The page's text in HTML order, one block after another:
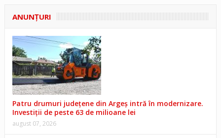
ANUNŢURI
Patru drumuri județene din Argeș intră în modernizare.
Investiții de peste 63 de milioane lei
august 07, 2026